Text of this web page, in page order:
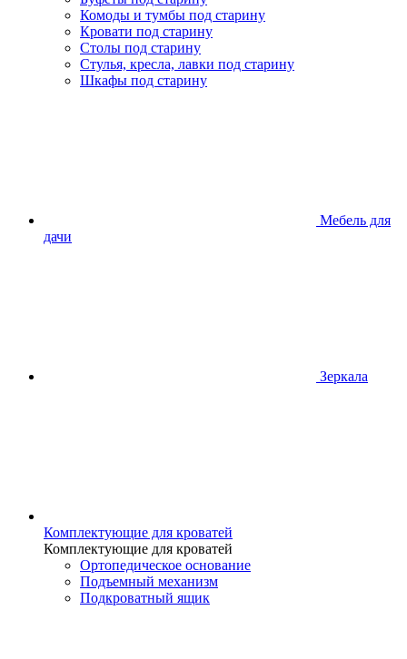
Комоды и тумбы под старину
Кровати под старину
Столы под старину
Стулья, кресла, лавки под старину
Шкафы под старину
Мебель для
дачи
Зеркала
Комплектующие для кроватей
Комплектующие для кроватей
Ортопедическое основание
Подъемный механизм
Подкроватный ящик